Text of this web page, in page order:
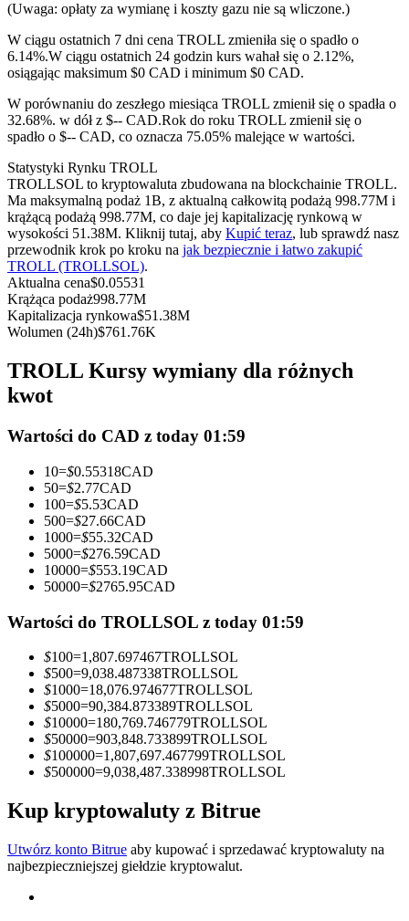
Kontrakty terminowe na USDC
Kopiowanie Transakcji
Dołącz do najlepszych traderów
Zostań traderem kopiującym
Ciesz się podziałem zysków i prowizjami z kopiowania
Analiza Big Data, w tym informacje handlowe itp.
(Uwaga: opłaty za wymianę i koszty gazu nie są wliczone.)
W ciągu ostatnich 7 dni cena TROLL zmieniła się o spadło o
6.14%.W ciągu ostatnich 24 godzin kurs wahał się o 2.12%,
osiągając maksimum $0 CAD i minimum $0 CAD.
W porównaniu do zeszłego miesiąca TROLL zmienił się o spadła o
32.68%. w dół z $-- CAD.Rok do roku TROLL zmienił się o
spadło o $-- CAD, co oznacza 75.05% malejące w wartości.
Statystyki Rynku TROLL
TROLLSOL to kryptowaluta zbudowana na blockchainie TROLL.
Ma maksymalną podaż 1B, z aktualną całkowitą podażą 998.77M i
krążącą podażą 998.77M, co daje jej kapitalizację rynkową w
wysokości 51.38M. Kliknij tutaj, aby Kupić teraz, lub sprawdź nasz
przewodnik krok po kroku na jak bezpiecznie i łatwo zakupić
TROLL (TROLLSOL).
Aktualna cena$0.05531
Krążąca podaż998.77M
Kapitalizacja rynkowa$51.38M
Wolumen (24h)$761.76K
TROLL Kursy wymiany dla różnych
kwot
Wartości do CAD z today 01:59
10=$0.55318CAD
50=$2.77CAD
100=$5.53CAD
500=$27.66CAD
1000=$55.32CAD
5000=$276.59CAD
10000=$553.19CAD
50000=$2765.95CAD
Wartości do TROLLSOL z today 01:59
$100=1,807.697467TROLLSOL
$500=9,038.487338TROLLSOL
$1000=18,076.974677TROLLSOL
$5000=90,384.873389TROLLSOL
$10000=180,769.746779TROLLSOL
$50000=903,848.733899TROLLSOL
$100000=1,807,697.467799TROLLSOL
$500000=9,038,487.338998TROLLSOL
Kup kryptowaluty z Bitrue
Utwórz konto Bitrue aby kupować i sprzedawać kryptowaluty na
najbezpieczniejszej giełdzie kryptowalut.